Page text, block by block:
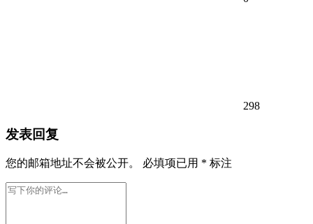
298
发表回复
您的邮箱地址不会被公开。 必填项已用 * 标注